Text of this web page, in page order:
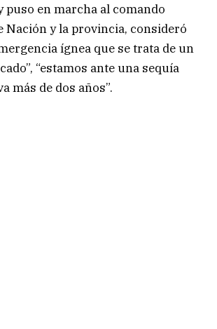
puso en marcha al comando
Nación y la provincia, consideró
ígnea que se trata de un
“estamos ante una sequía
más de dos años”.